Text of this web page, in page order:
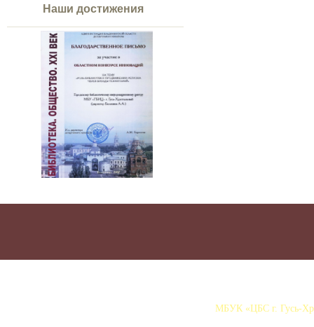
Наши достижения
МБУК «ЦБС г. Гусь-